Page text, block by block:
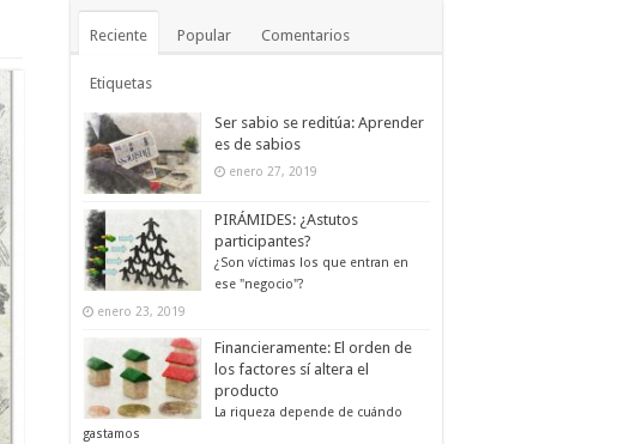
Reciente Popular Comentarios
Etiquetas
Ser sabio se reditúa: Aprender
es de sabios
enero 27, 2019
PIRÁMIDES: ¿Astutos
participantes?
¿Son víctimas los que entran en
ese "negocio"?
enero 23, 2019
Financieramente: El orden de
los factores sí altera el
producto
La riqueza depende de cuándo
gastamos